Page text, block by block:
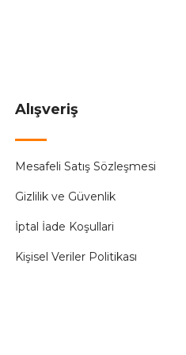
Alışveriş
Mesafeli Satış Sözleşmesi
Gizlilik ve Güvenlik
İptal İade Koşullari
Kişisel Veriler Politikası